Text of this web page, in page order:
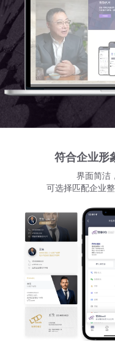
符合企业形
界面简洁
可选择匹配企业